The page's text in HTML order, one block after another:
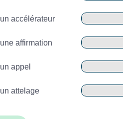
un accélérateur
une affirmation
un appel
un attelage